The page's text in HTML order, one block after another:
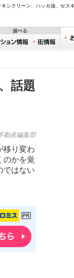
キシクリーン、ハッカ油、セス
おうちリサ住
話題
動産編集部
移り変わ
のかを覚
ではない